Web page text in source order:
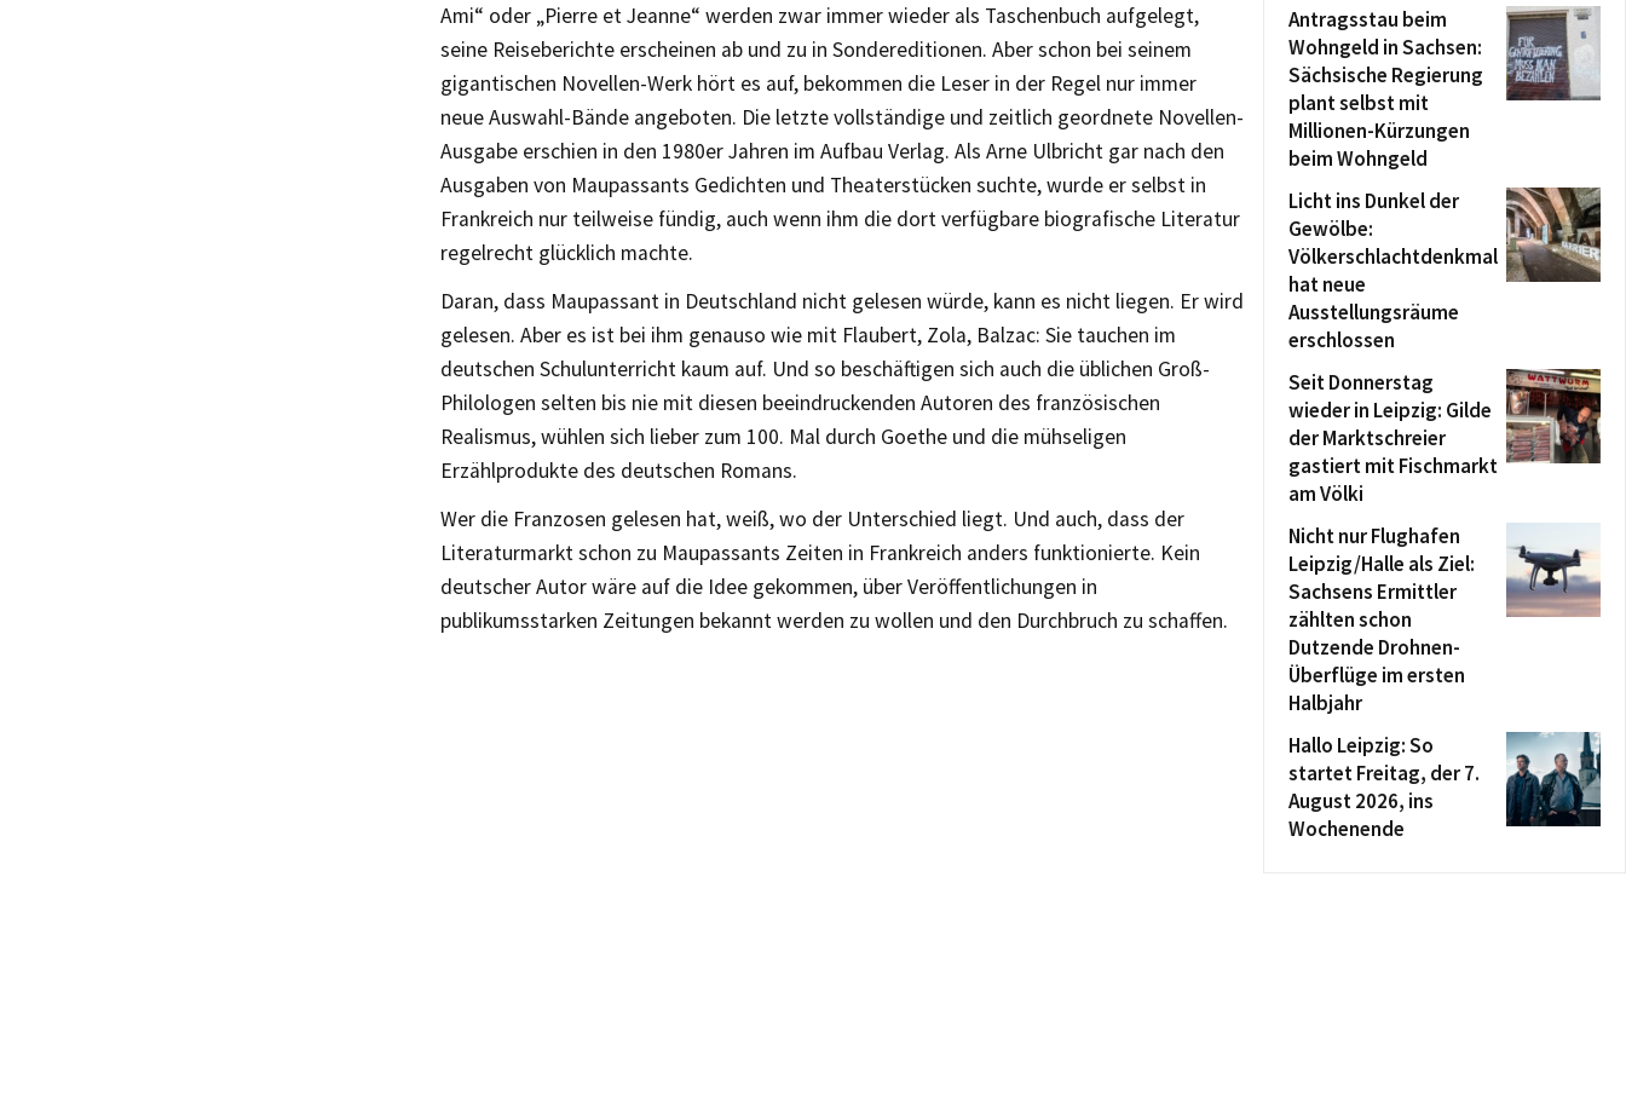
Ami“ oder „Pierre et Jeanne“ werden zwar immer wieder als Taschenbuch aufgelegt,
seine Reiseberichte erscheinen ab und zu in Sondereditionen. Aber schon bei seinem
gigantischen Novellen-Werk hört es auf, bekommen die Leser in der Regel nur immer
neue Auswahl-Bände angeboten. Die letzte vollständige und zeitlich geordnete Novellen-
Ausgabe erschien in den 1980er Jahren im Aufbau Verlag. Als Arne Ulbricht gar nach den
Ausgaben von Maupassants Gedichten und Theaterstücken suchte, wurde er selbst in
Frankreich nur teilweise fündig, auch wenn ihm die dort verfügbare biografische Literatur
regelrecht glücklich machte.
Daran, dass Maupassant in Deutschland nicht gelesen würde, kann es nicht liegen. Er wird
gelesen. Aber es ist bei ihm genauso wie mit Flaubert, Zola, Balzac: Sie tauchen im
deutschen Schulunterricht kaum auf. Und so beschäftigen sich auch die üblichen Groß-
Philologen selten bis nie mit diesen beeindruckenden Autoren des französischen
Realismus, wühlen sich lieber zum 100. Mal durch Goethe und die mühseligen
Erzählprodukte des deutschen Romans.
Wer die Franzosen gelesen hat, weiß, wo der Unterschied liegt. Und auch, dass der
Literaturmarkt schon zu Maupassants Zeiten in Frankreich anders funktionierte. Kein
deutscher Autor wäre auf die Idee gekommen, über Veröffentlichungen in
publikumsstarken Zeitungen bekannt werden zu wollen und den Durchbruch zu schaffen.
Antragsstau beim
Wohngeld in Sachsen:
Sächsische Regierung
plant selbst mit
Millionen-Kürzungen
beim Wohngeld
Licht ins Dunkel der
Gewölbe:
Völkerschlachtdenkmal
hat neue
Ausstellungsräume
erschlossen
Seit Donnerstag
wieder in Leipzig: Gilde
der Marktschreier
gastiert mit Fischmarkt
am Völki
Nicht nur Flughafen
Leipzig/Halle als Ziel:
Sachsens Ermittler
zählten schon
Dutzende Drohnen-
Überflüge im ersten
Halbjahr
Hallo Leipzig: So
startet Freitag, der 7.
August 2026, ins
Wochenende